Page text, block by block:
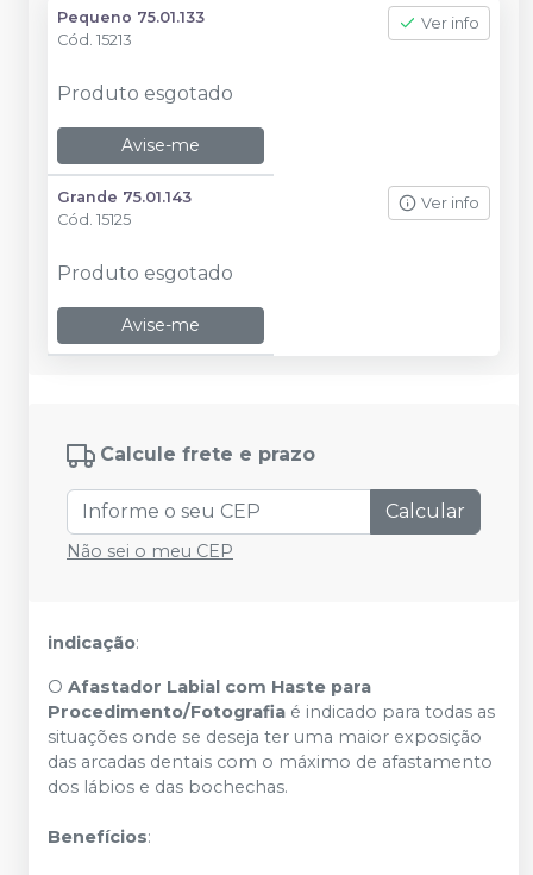
Pequeno 75.01.133
Cód. 15213
Ver info
Produto esgotado
Avise-me
Grande 75.01.143
Cód. 15125
Ver info
Produto esgotado
Avise-me
Calcule frete e prazo
Calcular
Não sei o meu CEP
indicação:
O Afastador Labial com Haste para
Procedimento/Fotografia é indicado para todas as
situações onde se deseja ter uma maior exposição
das arcadas dentais com o máximo de afastamento
dos lábios e das bochechas.
Benefícios: